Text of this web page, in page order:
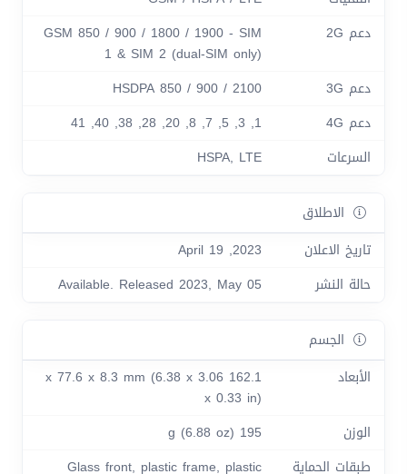
دعم 2G
GSM 850 / 900 / 1800 / 1900 - SIM
1 & SIM 2 (dual-SIM only)
دعم 3G
HSDPA 850 / 900 / 2100
دعم 4G
1, 3, 5, 7, 8, 20, 28, 38, 40, 41
السرعات
HSPA, LTE
الاطلاق
تاريخ الاعلان
2023, April 19
حالة النشر
Available. Released 2023, May 05
الجسم
الأبعاد
162.1 x 77.6 x 8.3 mm (6.38 x 3.06
x 0.33 in)
الوزن
195 g (6.88 oz)
طبقات الحماية
Glass front, plastic frame, plastic